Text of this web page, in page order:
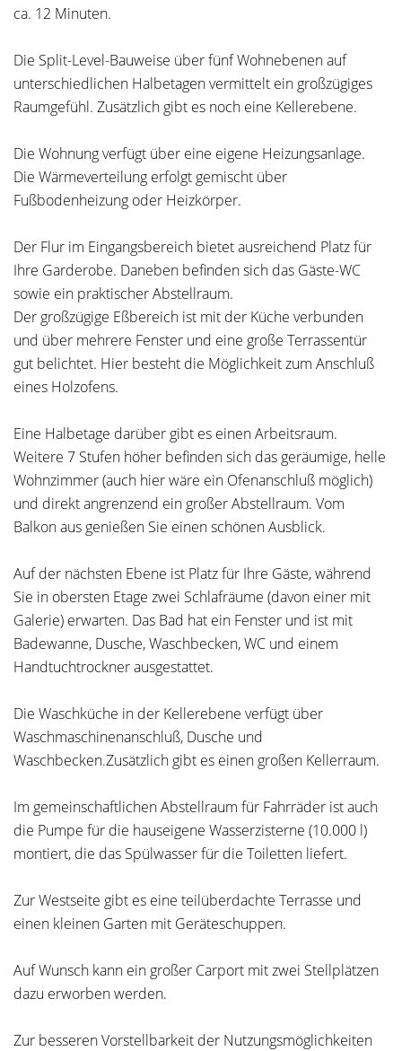
ca. 12 Minuten.
Die Split-Level-Bauweise über fünf Wohnebenen auf
unterschiedlichen Halbetagen vermittelt ein großzügiges
Raumgefühl. Zusätzlich gibt es noch eine Kellerebene.
Die Wohnung verfügt über eine eigene Heizungsanlage.
Die Wärmeverteilung erfolgt gemischt über
Fußbodenheizung oder Heizkörper.
Der Flur im Eingangsbereich bietet ausreichend Platz für
Ihre Garderobe. Daneben befinden sich das Gäste-WC
sowie ein praktischer Abstellraum.
Der großzügige Eßbereich ist mit der Küche verbunden
und über mehrere Fenster und eine große Terrassentür
gut belichtet. Hier besteht die Möglichkeit zum Anschluß
eines Holzofens.
Eine Halbetage darüber gibt es einen Arbeitsraum.
Weitere 7 Stufen höher befinden sich das geräumige, helle
Wohnzimmer (auch hier wäre ein Ofenanschluß möglich)
und direkt angrenzend ein großer Abstellraum. Vom
Balkon aus genießen Sie einen schönen Ausblick.
Auf der nächsten Ebene ist Platz für Ihre Gäste, während
Sie in obersten Etage zwei Schlafräume (davon einer mit
Galerie) erwarten. Das Bad hat ein Fenster und ist mit
Badewanne, Dusche, Waschbecken, WC und einem
Handtuchtrockner ausgestattet.
Die Waschküche in der Kellerebene verfügt über
Waschmaschinenanschluß, Dusche und
Waschbecken.Zusätzlich gibt es einen großen Kellerraum.
Im gemeinschaftlichen Abstellraum für Fahrräder ist auch
die Pumpe für die hauseigene Wasserzisterne (10.000 l)
montiert, die das Spülwasser für die Toiletten liefert.
Zur Westseite gibt es eine teilüberdachte Terrasse und
einen kleinen Garten mit Geräteschuppen.
Auf Wunsch kann ein großer Carport mit zwei Stellplätzen
dazu erworben werden.
Zur besseren Vorstellbarkeit der Nutzungsmöglichkeiten